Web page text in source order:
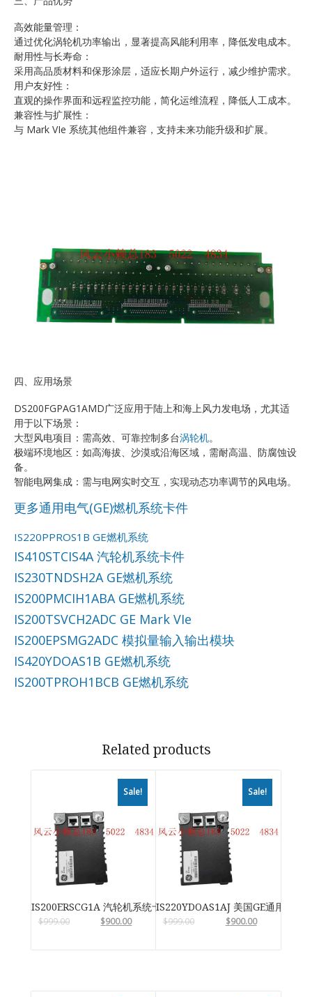
高效能量管理：
通过优化涡轮机功率输出，显著提高风能利用率，降低发电成本。
耐用性与长寿命：
采用高品质材料和保形涂层，适应长期户外运行，减少维护需求。
用户友好性：
直观的操作界面和远程监控功能，简化运维流程，降低人工成本。
兼容性与扩展性：
与 Mark VIe 系统其他组件兼容，支持未来功能升级和扩展。
四、应用场景
DS200FGPAG1AMD广泛应用于陆上和海上风力发电场，尤其适
用于以下场景：
大型风电项目：需高效、可靠控制多台涡轮机。
极端环境地区：如高海拔、沙漠或沿海区域，需耐高温、防腐蚀设
备。
智能电网集成：需与电网实时交互，实现动态功率调节的风电场。
更多通用电气(GE)燃机系统卡件
IS220PPROS1B GE燃机系统
IS410STCIS4A 汽轮机系统卡件
IS230TNDSH2A GE燃机系统
IS200PMCIH1ABA GE燃机系统
IS200TSVCH2ADC GE Mark VIe
IS200EPSMG2ADC 模拟量输入输出模块
IS420YDOAS1B GE燃机系统
IS200TPROH1BCB GE燃机系统
Related products
Sale!
IS200ERSCG1A 汽轮机系统卡件
$999.00 $900.00
Sale!
IS220YDOAS1AJ 美国GE通用电气
$999.00 $900.00